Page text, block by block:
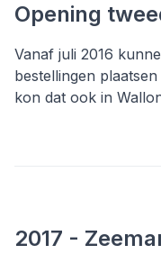
Opening
Vanaf juli 2016
bestellingen
kon dat ook in
2017 -